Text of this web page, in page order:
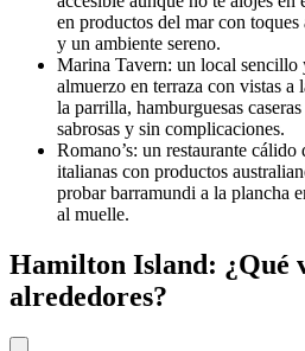
en productos del mar con
y un ambiente sereno.
Marina Tavern: un local sencillo
almuerzo en terraza con vistas a
la parrilla, hamburguesas
sabrosas y sin complicaciones.
Romano’s: un restaurante
italianas con productos
probar barramundi a la plancha
al muelle.
Hamilton Island: ¿Qué
alrededores?